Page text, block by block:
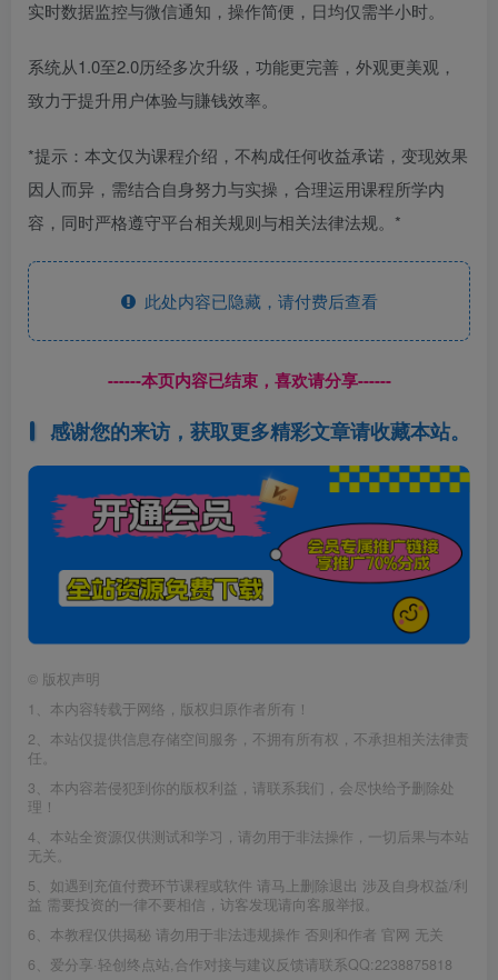
实时数据监控与微信通知，操作简便，日均仅需半小时。
系统从1.0至2.0历经多次升级，功能更完善，外观更美观，
致力于提升用户体验与賺钱效率。
*提示：本文仅为课程介绍，不构成任何收益承诺，变现效果
因人而异，需结合自身努力与实操，合理运用课程所学内
容，同时严格遵守平台相关规则与相关法律法规。*
此处内容已隐藏，请付费后查看
------本页内容已结束，喜欢请分享------
感谢您的来访，获取更多精彩文章请收藏本站。
© 版权声明
1、本内容转载于网络，版权归原作者所有！
2、本站仅提供信息存储空间服务，不拥有所有权，不承担相关法律责
任。
3、本内容若侵犯到你的版权利益，请联系我们，会尽快给予删除处
理！
4、本站全资源仅供测试和学习，请勿用于非法操作，一切后果与本站
无关。
5、如遇到充值付费环节课程或软件 请马上删除退出 涉及自身权益/利
益 需要投资的一律不要相信，访客发现请向客服举报。
6、本教程仅供揭秘 请勿用于非法违规操作 否则和作者 官网 无关
6、爱分享·轻创终点站,合作对接与建议反馈请联系QQ:2238875818